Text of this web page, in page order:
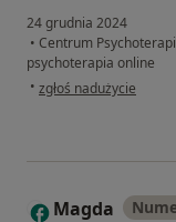
24 grudnia 2024
• Centrum
psychoterapia online
• w opinii użytkownika Iza
zgłoś nadużycie
M Magda